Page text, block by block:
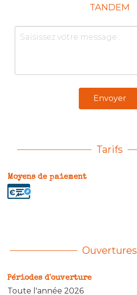
TANDEM
Envoyer
Tarifs
Moyens de paiement
Ouvertures
Périodes d'ouverture
Toute l'année 2026